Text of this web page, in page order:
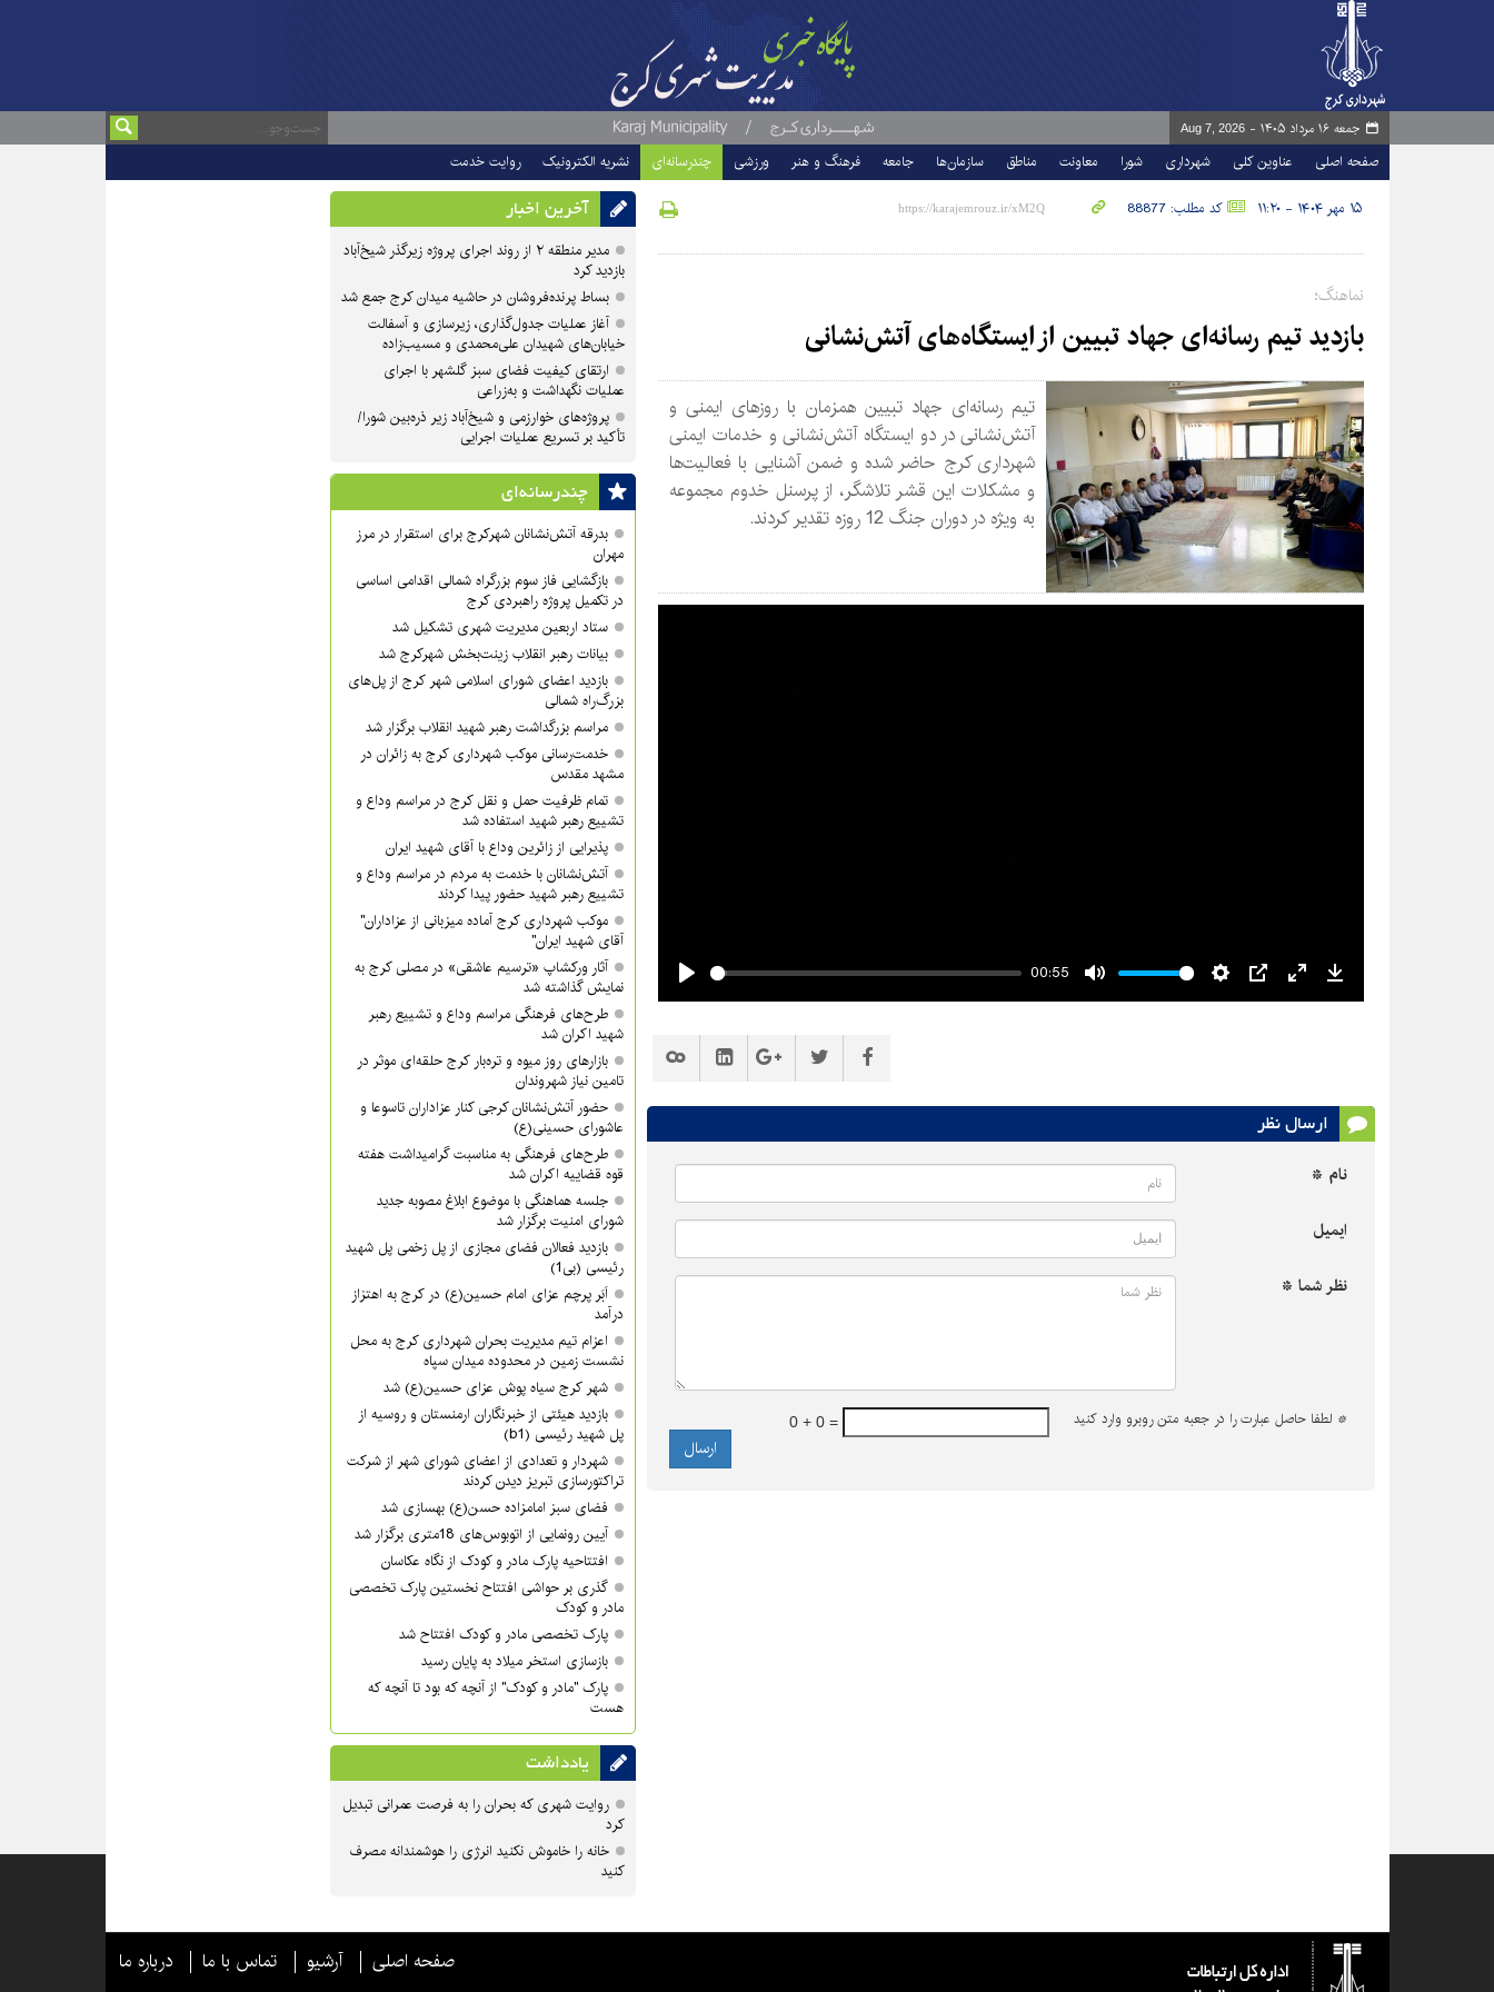
جمعه ۱۶ مرداد ۱۴۰۵ - Aug 7, 2026
صفحه اصلی عناوین کلی شهرداری شورا معاونت مناطق سازمان‌ها جامعه فرهنگ و هنر ورزشی چندرسانه‌ای نشریه الکترونیک روایت خدمت
۱۵ مهر ۱۴۰۴ - ۱۱:۲۰ کد مطلب: 88877
نماهنگ؛
بازدید تیم رسانه‌ای جهاد تبیین از ایستگاه‌های آتش‌نشانی
تیم رسانه‌ای جهاد تبیین همزمان با روزهای ایمنی و
آتش‌نشانی در دو ایستگاه آتش‌نشانی و خدمات ایمنی
شهرداری کرج حاضر شده و ضمن آشنایی با فعالیت‌ها
و مشکلات این قشر تلاشگر، از پرسنل خدوم مجموعه
به ویژه در دوران جنگ 12 روزه تقدیر کردند.
00:55
ارسال نظر
نام *
ایمیل
نظر شما *
* لطفا حاصل عبارت را در جعبه متن روبرو وارد کنید 0 + 0 =
آخرین اخبار
مدیر منطقه ۲ از روند اجرای پروژه زیرگذر شیخ‌آباد
بازدید کرد
بساط پرنده‌فروشان در حاشیه میدان کرج جمع شد
آغاز عملیات جدول‌گذاری، زیرسازی و آسفالت
خیابان‌های شهیدان علی‌محمدی و مسیب‌زاده
ارتقای کیفیت فضای سبز گلشهر با اجرای
عملیات نگهداشت و به‌زراعی
پروژه‌های خوارزمی و شیخ‌آباد زیر ذره‌بین شورا/
تأکید بر تسریع عملیات اجرایی
چندرسانه‌ای
بدرقه آتش‌نشانان شهرکرج برای استقرار در مرز
مهران
بازگشایی فاز سوم بزرگراه شمالی اقدامی اساسی
در تکمیل پروژه راهبردی کرج
ستاد اربعین مدیریت شهری تشکیل شد
بیانات رهبر انقلاب زینت‌بخش شهرکرج شد
بازدید اعضای شورای اسلامی شهر کرج از پل‌های
بزرگ‌راه شمالی
مراسم بزرگداشت رهبر شهید انقلاب برگزار شد
خدمت‌رسانی موکب شهرداری کرج به زائران در
مشهد مقدس
تمام ظرفیت حمل و نقل کرج در مراسم وداع و
تشییع رهبر شهید استفاده شد
پذیرایی از زائرین وداع با آقای شهید ایران
آتش‌نشانان با خدمت به مردم در مراسم وداع و
تشییع رهبر شهید حضور پیدا کردند
موکب شهرداری کرج آماده میزبانی از عزاداران"
آقای شهید ایران"
آثار ورکشاپ «ترسیم عاشقی» در مصلی کرج به
نمایش گذاشته شد
طرح‌های فرهنگی مراسم وداع و تشییع رهبر
شهید اکران شد
بازارهای روز میوه و تره‌بار کرج حلقه‌ای موثر در
تامین نیاز شهروندان
حضور آتش‌نشانان کرجی کنار عزاداران تاسوعا و
عاشورای حسینی(ع)
طرح‌های فرهنگی به مناسبت گرامیداشت هفته
قوه قضاییه اکران شد
جلسه هماهنگی با موضوع ابلاغ مصوبه جدید
شورای امنیت برگزار شد
بازدید فعالان فضای مجازی از پل زخمی پل شهید
رئیسی (بی1)
اَبَر پرچم عزای امام حسین(ع) در کرج به اهتزاز
درآمد
اعزام تیم مدیریت بحران شهرداری کرج به محل
نشست زمین در محدوده میدان سپاه
شهر کرج سیاه پوش عزای حسین(ع) شد
بازدید هیئتی از خبرنگاران ارمنستان و روسیه از
پل شهید رئیسی (b1)
شهردار و تعدادی از اعضای شورای شهر از شرکت
تراکتورسازی تبریز دیدن کردند
فضای سبز امامزاده حسن(ع) بهسازی شد
آیین رونمایی از اتوبوس‌های 18متری برگزار شد
افتتاحیه پارک مادر و کودک از نگاه عکاسان
گذری بر حواشی افتتاح نخستین پارک تخصصی
مادر و کودک
پارک تخصصی مادر و کودک افتتاح شد
بازسازی استخر میلاد به پایان رسید
پارک "مادر و کودک" از آنچه که بود تا آنچه که
هست
یادداشت
روایت شهری که بحران را به فرصت عمرانی تبدیل
کرد
خانه را خاموش نکنید انرژی را هوشمندانه مصرف
کنید
صفحه اصلی آرشیو تماس با ما درباره ما